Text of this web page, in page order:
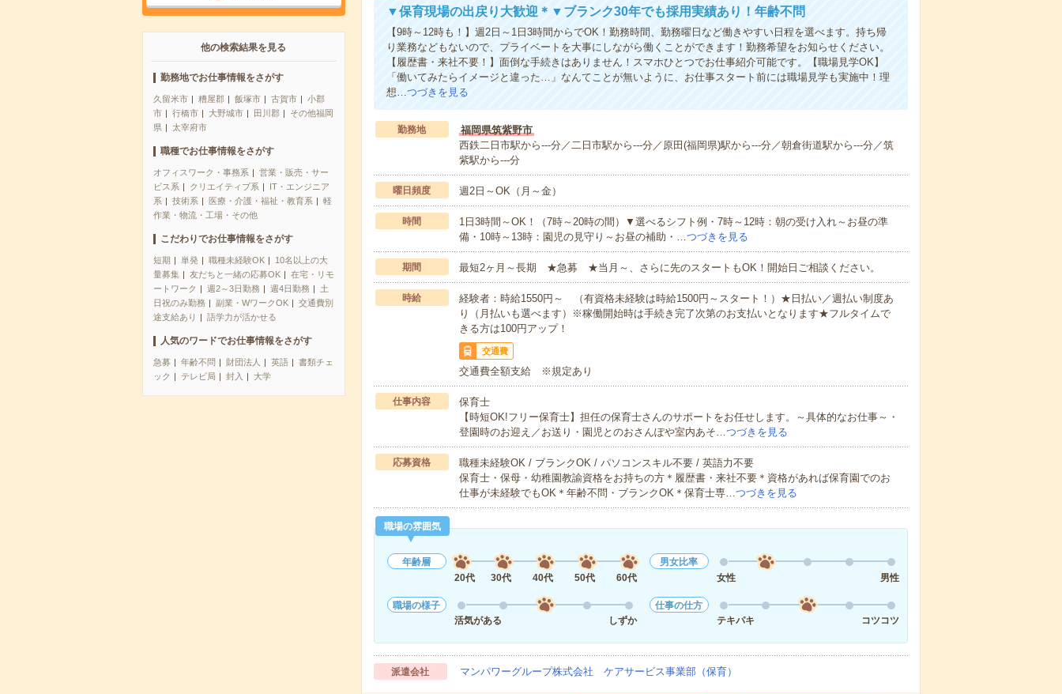
他の検索結果を見る
勤務地でお仕事情報をさがす
久留米市 糟屋郡 飯塚市 古賀市
小郡
市
行橋市 大野城市 田川郡
その他福岡
県
太宰府市
職種でお仕事情報をさがす
オフィスワーク・事務系
営業・販売・サー
ビス系
クリエイティブ系
IT・エンジニア
系
技術系 医療・介護・福祉・教育系
軽
作業・物流・工場・その他
こだわりでお仕事情報をさがす
短期 単発 職種未経験OK
10名以上の大
量募集
友だちと一緒の応募OK
在宅・リモ
ートワーク
週2～3日勤務 週4日勤務
土
日祝のみ勤務
副業・WワークOK
交通費別
途支給あり
語学力が活かせる
人気のワードでお仕事情報をさがす
急募 年齢不問 財団法人 英語
書類チェ
ック
テレビ局 封入 大学
▼保育現場の出戻り大歓迎＊▼ブランク30年でも採用実績あり！年齢不問
【9時～12時も！】週2日～1日3時間からでOK！勤務時間、勤務曜日など働きやすい日程を選べます。持ち帰
り業務などもないので、プライベートを大事にしながら働くことができます！勤務希望をお知らせください。
【履歴書・来社不要！】面倒な手続きはありません！スマホひとつでお仕事紹介可能です。【職場見学OK】
「働いてみたらイメージと違った…」なんてことが無いように、お仕事スタート前には職場見学も実施中！理
想…つづきを見る
勤務地
福岡県筑紫野市
西鉄二日市駅から---分／二日市駅から---分／原田(福岡県)駅から---分／朝倉街道駅から---分／筑
紫駅から---分
曜日頻度 週2日～OK（月～金）
時間
1日3時間～OK！（7時～20時の間）▼選べるシフト例・7時～12時：朝の受け入れ～お昼の準
備・10時～13時：園児の見守り～お昼の補助・…つづきを見る
期間 最短2ヶ月～長期 ★急募 ★当月～、さらに先のスタートもOK！開始日ご相談ください。
時給
経験者：時給1550円～ （有資格未経験は時給1500円～スタート！）★日払い／週払い制度あ
り（月払いも選べます）※稼働開始時は手続き完了次第のお支払いとなります★フルタイムで
きる方は100円アップ！
交通費
交通費全額支給 ※規定あり
仕事内容
保育士
【時短OK!フリー保育士】担任の保育士さんのサポートをお任せします。～具体的なお仕事～・
登園時のお迎え／お送り・園児とのおさんぽや室内あそ…つづきを見る
応募資格
職種未経験OK / ブランクOK / パソコンスキル不要 / 英語力不要
保育士・保母・幼稚園教諭資格をお持ちの方＊履歴書・来社不要＊資格があれば保育園でのお
仕事が未経験でもOK＊年齢不問・ブランクOK＊保育士専…つづきを見る
職場の雰囲気
年齢層
20代
30代 40代 50代 60代
男女比率
女性
男性
職場の様子
活気がある
しずか
仕事の仕方
テキパキ
コツコツ
派遣会社 マンパワーグループ株式会社 ケアサービス事業部（保育）